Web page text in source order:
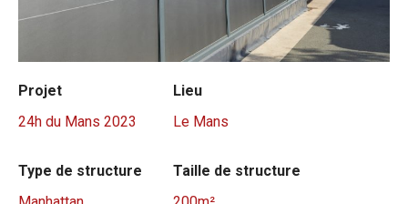
Projet
24h du Mans 2023
Lieu
Le Mans
Type de structure
Taille de structure